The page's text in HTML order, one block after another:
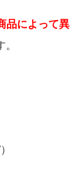
品によって異